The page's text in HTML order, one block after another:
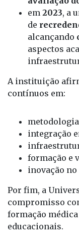
em 2023, a
de
alcançando
aspectos
A instituição
contínuos em:
integração
formação e
inovação
Por fim, a
compromisso
formação
educacionais.